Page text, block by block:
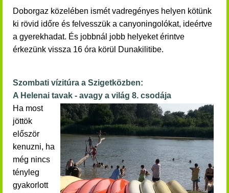
Doborgaz közelében ismét vadregényes helyen kötünk
ki rövid időre és felvesszük a canyoningolókat, ideértve
a gyerekhadat. És jobbnál jobb helyeket érintve
érkezünk vissza 16 óra körül
Dunakilitibe.
Szombati vízitúra a Szigetközben:
A Helenai tavak - avagy a világ 8. csodája
Ha most
jöttök
először
kenuzni, ha
még nincs
tényleg
gyakorlott